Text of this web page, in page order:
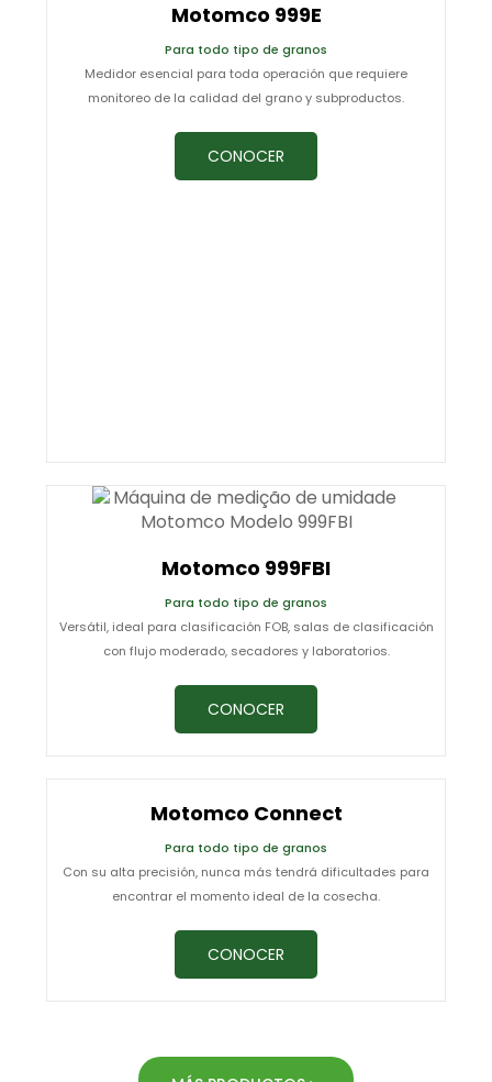
Motomco 999E
Para todo tipo de granos
Medidor esencial para toda operación que requiere
monitoreo de la calidad del grano y subproductos.
CONOCER
Motomco 999FBI
Para todo tipo de granos
Versátil, ideal para clasificación FOB, salas de clasificación
con flujo moderado, secadores y laboratorios.
CONOCER
Motomco Connect
Para todo tipo de granos
Con su alta precisión, nunca más tendrá dificultades para
encontrar el momento ideal de la cosecha.
CONOCER